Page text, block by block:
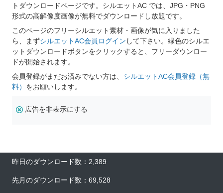
トダウンロードページです。シルエットAC では、JPG・PNG
形式の高解像度画像が無料でダウンロードし放題です。
このページのフリーシルエット素材・画像が気に入りました
ら、まずシルエットAC会員ログイン して下さい。緑色のシルエ
ットダウンロードボタンをクリックすると、フリーダウンロー
ドが開始されます。
会員登録がまだお済みでない方は、 シルエットAC会員登録（無
料） をお願いします。
広告を非表示にする
昨日のダウンロード数：2,389
先月のダウンロード数：69,528